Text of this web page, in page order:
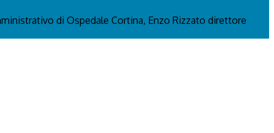
di Ospedale Cortina, Enzo Rizzato direttore